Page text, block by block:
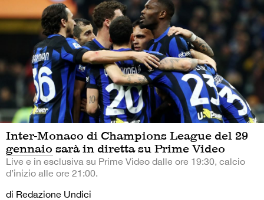
Inter-Monaco di Champions League del 29
gennaio sarà in diretta su Prime Video
Live e in esclusiva su Prime Video dalle ore 19:30, calcio
d’inizio alle ore 21:00.
di Redazione Undici